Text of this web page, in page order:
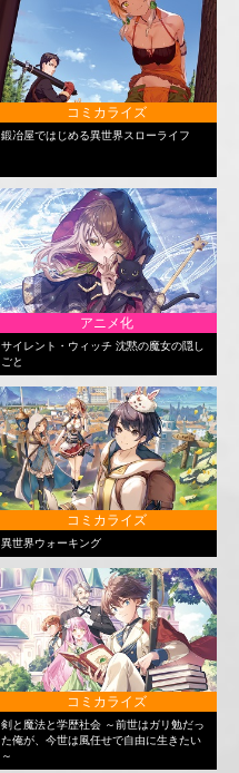
コミカライズ
鍛冶屋ではじめる異世界スローライフ
アニメ化
サイレント・ウィッチ 沈黙の魔女の隠し
ごと
コミカライズ
異世界ウォーキング
コミカライズ
剣と魔法と学歴社会 ～前世はガリ勉だっ
た俺が、今世は風任せで自由に生きたい
～